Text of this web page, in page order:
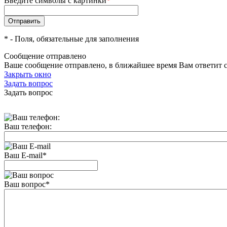
* - Поля, обязательные для заполнения
Сообщение отправлено
Ваше сообщение отправлено, в ближайшее время Вам ответит
Закрыть окно
Задать вопрос
Задать вопрос
Ваш телефон:
Ваш E-mail*
Ваш вопрос*